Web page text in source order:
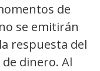
de
se emitirán
respuesta del
dinero. Al